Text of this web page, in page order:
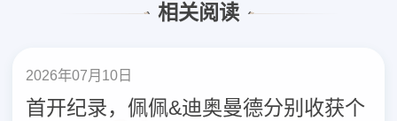
相关阅读
2026年07月10日
首开纪录，佩佩&迪奥曼德分别收获个